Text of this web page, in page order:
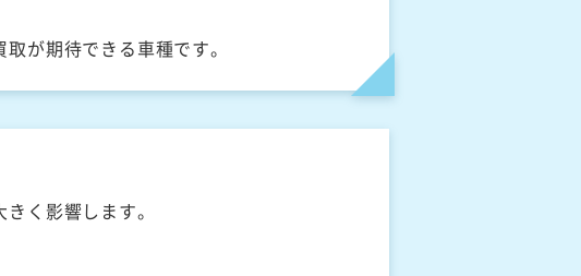
が期待できる車種です。
く影響します。